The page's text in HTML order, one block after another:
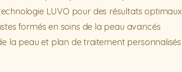
LUVO pour des résultats optimaux
formés en soins de la peau avancés
la peau et plan de traitement personnalisés